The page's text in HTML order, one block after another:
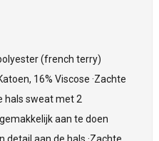
(french terry)
16% Viscose ·Zachte
hals sweat met 2
aan te doen
detail aan de hals ·Zachte